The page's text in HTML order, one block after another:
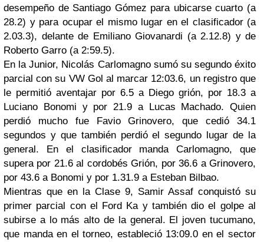
desempeño de Santiago Gómez para ubicarse cuarto (a
28.2) y para ocupar el mismo lugar en el clasificador (a
2.03.3), delante de Emiliano Giovanardi (a 2.12.8) y de
Roberto Garro (a 2:59.5).
En la Junior, Nicolás Carlomagno sumó su segundo éxito
parcial con su VW Gol al marcar 12:03.6, un registro que
le permitió aventajar por 6.5 a Diego grión, por 18.3 a
Luciano Bonomi y por 21.9 a Lucas Machado. Quien
perdió mucho fue Favio Grinovero, que cedió 34.1
segundos y que también perdió el segundo lugar de la
general. En el clasificador manda Carlomagno, que
supera por 21.6 al cordobés Grión, por 36.6 a Grinovero,
por 43.6 a Bonomi y por 1.31.9 a Esteban Bilbao.
Mientras que en la Clase 9, Samir Assaf conquistó su
primer parcial con el Ford Ka y también dio el golpe al
subirse a lo más alto de la general. El joven tucumano,
que manda en el torneo, estableció 13:09.0 en el sector